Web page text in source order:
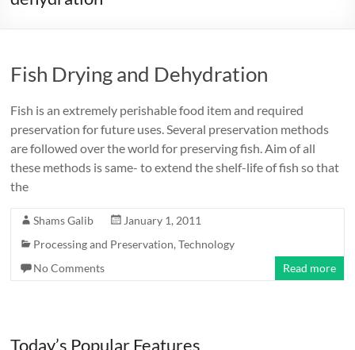
Fish Drying and Dehydration
Fish is an extremely perishable food item and required
preservation for future uses. Several preservation methods
are followed over the world for preserving fish. Aim of all
these methods is same- to extend the shelf-life of fish so that
the
Shams Galib
January 1, 2011
Processing and Preservation,Technology
No Comments
Read more
Today’s Popular Features